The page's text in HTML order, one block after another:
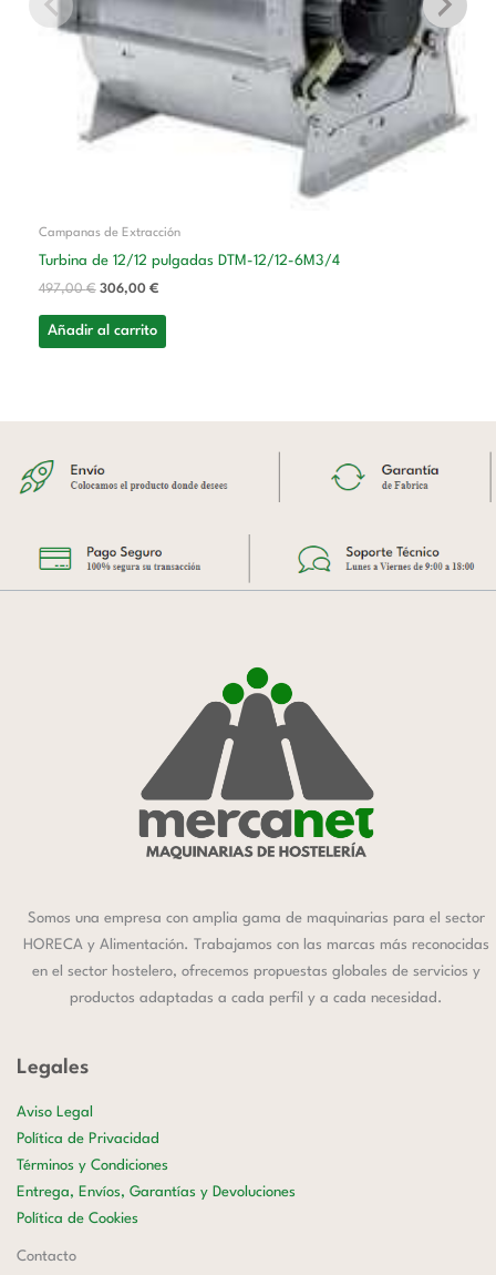
Campanas de Extracción
Turbina de 12/12 pulgadas DTM-12/12-6M3/4
497,00€ 306,00 €
Añadir al carrito
Somos una empresa con amplia gama de maquinarias para el sector
HORECA y Alimentación. Trabajamos con las marcas más reconocidas
en el sector hostelero, ofrecemos propuestas globales de servicios y
productos adaptadas a cada perfil y a cada necesidad.
Legales
Aviso Legal
Política de Privacidad
Términos y Condiciones
Entrega, Envíos, Garantías y Devoluciones
Política de Cookies
Contacto